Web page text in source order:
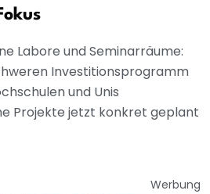
Labore und Seminarräume:
Investitionsprogramm
und Unis
Projekte jetzt konkret geplant
Werbung